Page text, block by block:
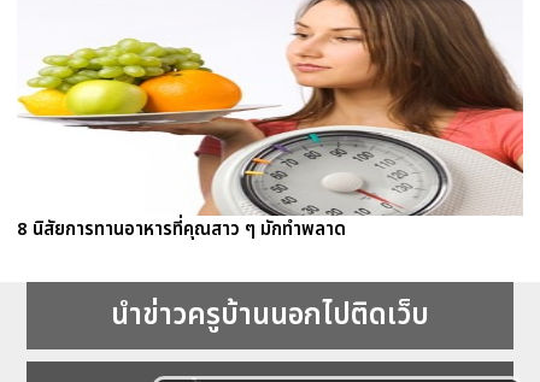
8 นิสัยการทานอาหารที่คุณสาว ๆ มักทำพลาด
นำข่าวครูบ้านนอกไปติดเว็บ